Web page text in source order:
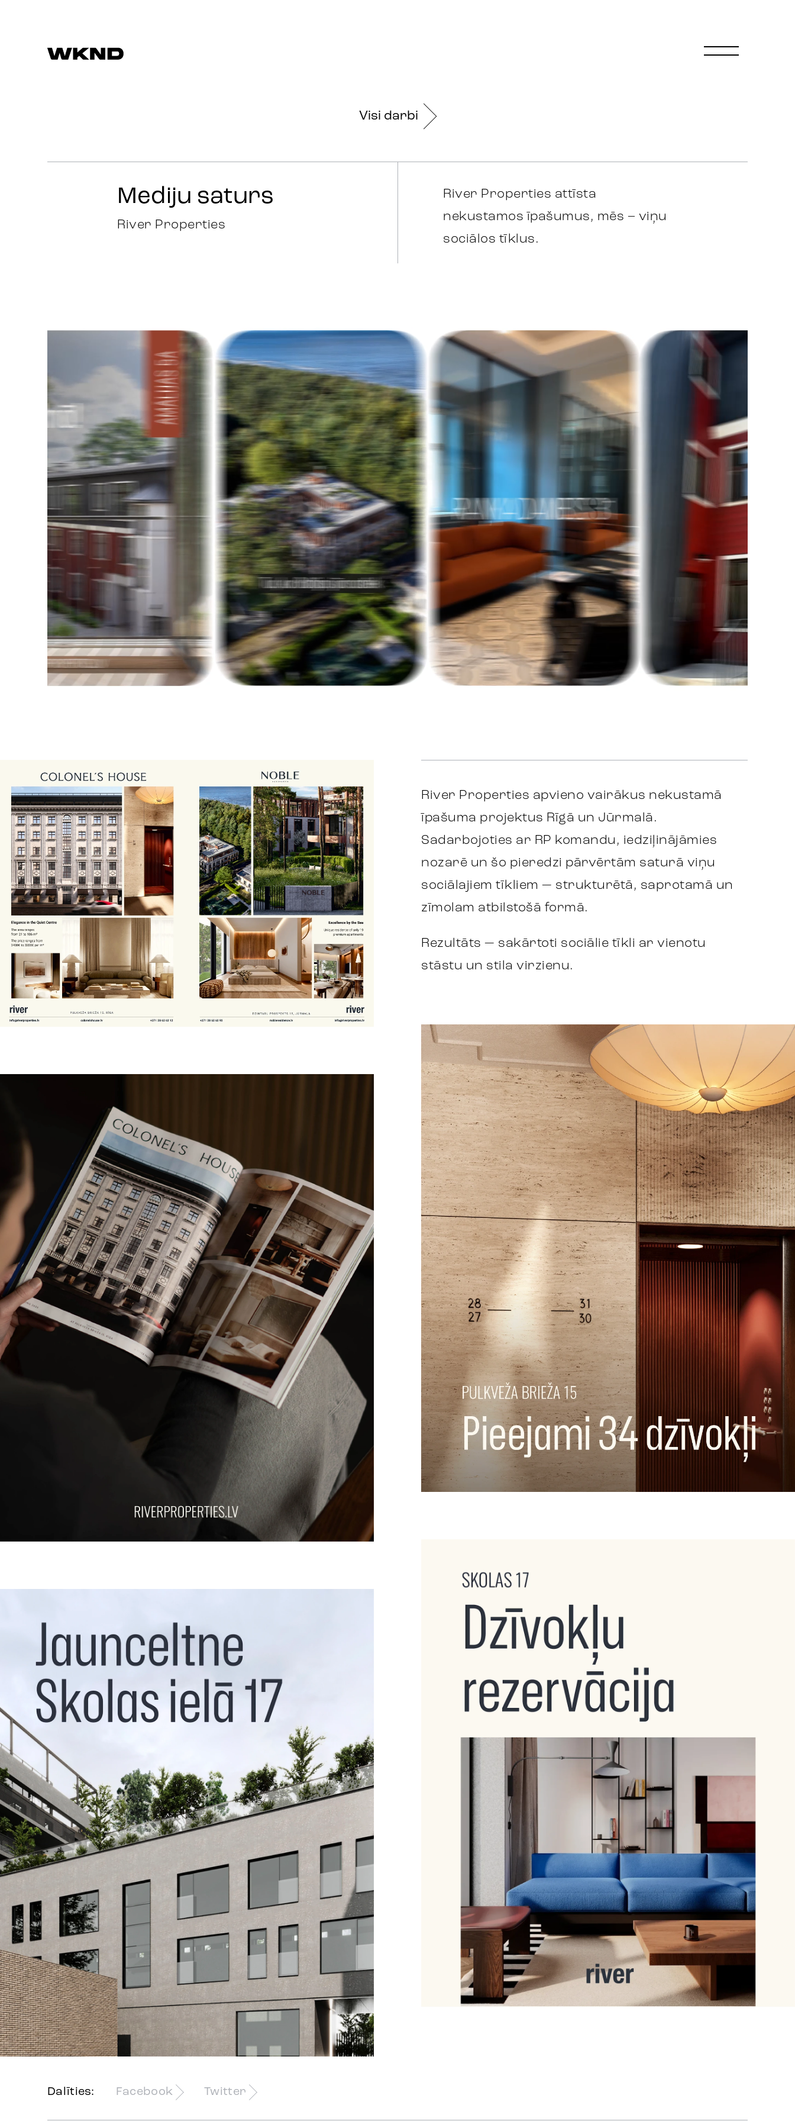
Darbi
Reklāma
Identitāte
Visi darbi
Mediju saturs
River Properties
River Properties attīsta
nekustamos īpašumus, mēs – viņu
sociālos tīklus.
River Properties apvieno vairākus nekustamā
īpašuma projektus Rīgā un Jūrmalā.
Sadarbojoties ar RP komandu, iedziļinājāmies
nozarē un šo pieredzi pārvērtām saturā viņu
sociālajiem tīkliem — strukturētā, saprotamā un
zīmolam atbilstošā formā.
Rezultāts — sakārtoti sociālie tīkli ar vienotu
stāstu un stila virzienu.
Dalīties: Facebook Twitter